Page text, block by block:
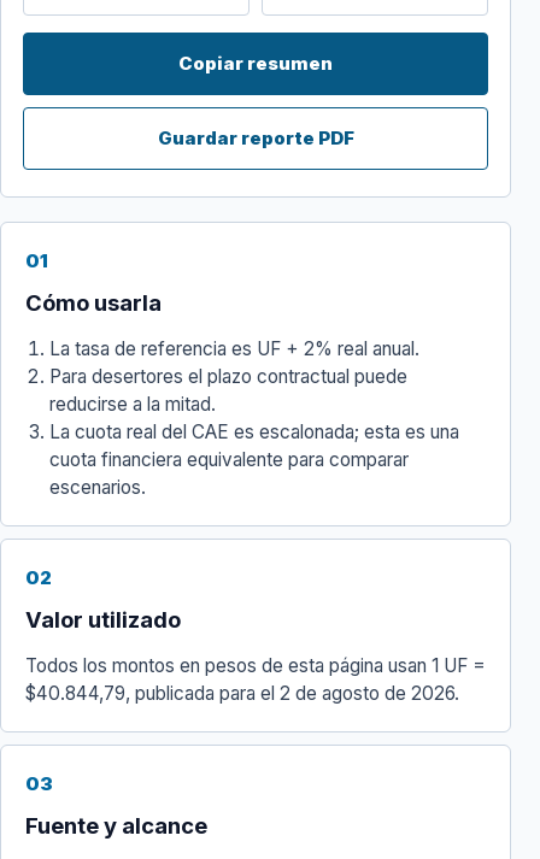
Copiar resumen
Guardar reporte PDF
01
Cómo usarla
La tasa de referencia es UF + 2% real anual.
Para desertores el plazo contractual puede
reducirse a la mitad.
La cuota real del CAE es escalonada; esta es una
cuota financiera equivalente para comparar
escenarios.
02
Valor utilizado
Todos los montos en pesos de esta página usan 1 UF =
$40.844,79, publicada para el 2 de agosto de 2026.
03
Fuente y alcance